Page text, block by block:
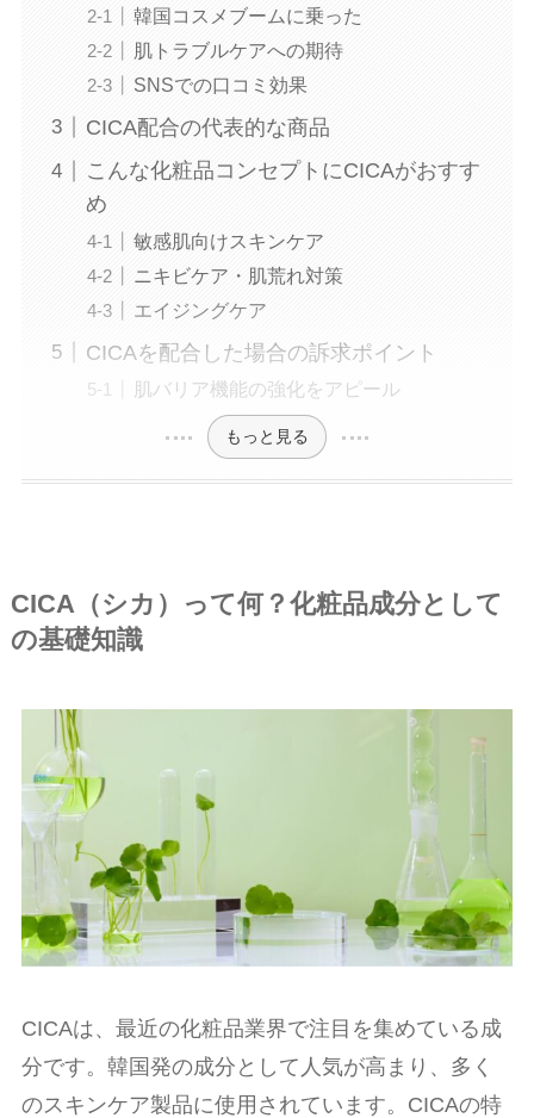
韓国コスメブームに乗った
肌トラブルケアへの期待
SNSでの口コミ効果
CICA配合の代表的な商品
こんな化粧品コンセプトにCICAがおすす
め
敏感肌向けスキンケア
ニキビケア・肌荒れ対策
エイジングケア
CICAを配合した場合の訴求ポイント
肌バリア機能の強化をアピール
もっと見る
CICA（シカ）って何？化粧品成分として
の基礎知識
CICAは、最近の化粧品業界で注目を集めている成
分です。韓国発の成分として人気が高まり、多く
のスキンケア製品に使用されています。CICAの特